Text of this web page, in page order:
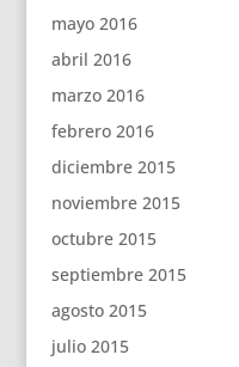
mayo 2016
abril 2016
marzo 2016
febrero 2016
diciembre 2015
noviembre 2015
octubre 2015
septiembre 2015
agosto 2015
julio 2015